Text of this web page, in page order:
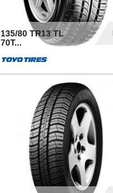
135/80 TR13 TL
70T...